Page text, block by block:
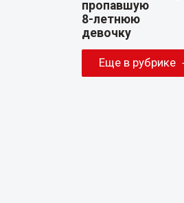
Еще в рубрике